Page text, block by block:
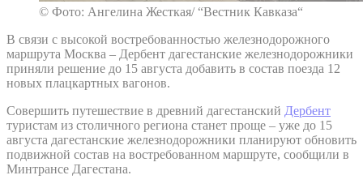
© Фото: Ангелина Жесткая/ “Вестник Кавказа“
В связи с высокой востребованностью железнодорожного
маршрута Москва – Дербент дагестанские железнодорожники
приняли решение до 15 августа добавить в состав поезда 12
новых плацкартных вагонов.
Совершить путешествие в древний дагестанский Дербент
туристам из столичного региона станет проще – уже до 15
августа дагестанские железнодорожники планируют обновить
подвижной состав на востребованном маршруте, сообщили в
Минтрансе Дагестана.